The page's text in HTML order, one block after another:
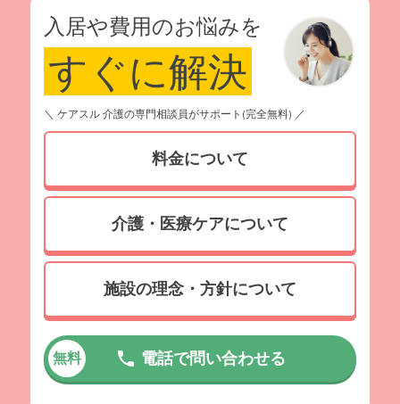
入居前、本当に心身ともにボロボロの状態でした。在宅サ
ービスも利用はしていましたが、本人が薬の管理をできな
かったり、栄養が偏ってしまったりと、一人暮らしでは限
界があったのだと思います。それが、あのような形で精神
それが、施設に入って規則正しい生活を送り、栄養バラン
スの取れた食事をいただき、そして何よりスタッフの方々
の温かい見守りの中で過ごすうちに、本来の自分を取り戻
すことができました。
行きつけの病院の先生も、「精神科の薬も、もうそんなに
必要ないくらい安定していますよ。普通の内科でも出せる
お薬で十分なくらいです」とおっしゃってくださるほどで
す。
これは、施設の皆さんが本人の持病や体質をきちんと理解
入居や費用のお悩みを
すぐに解決
＼ ケアスル 介護の専門相談員がサポート(完全無料) ／
料金について
介護・医療ケアについて
施設の理念・方針について
無料 電話で問い合わせる